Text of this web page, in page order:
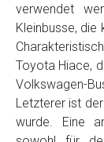
verwendet
Kleinbusse, die
Toyota Hiace,
Volkswagen-
Letzterer ist
wurde. Eine